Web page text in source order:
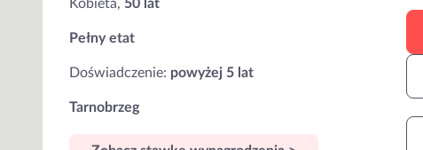
Kobieta, 50 lat
Pełny etat
Doświadczenie: powyżej 5 lat
Tarnobrzeg